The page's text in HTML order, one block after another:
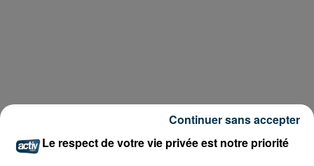
Le respect de votre vie privée est notre priorité
Continuer sans accepter